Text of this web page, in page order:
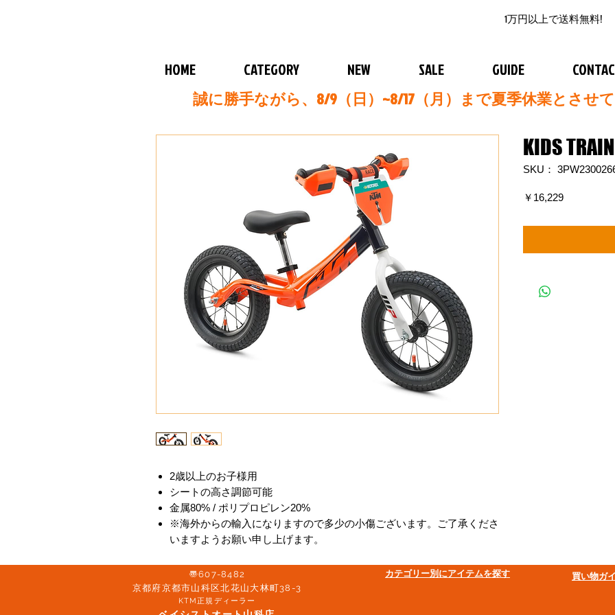
1万円以上で送料無料!
HOME CATEGORY NEW SALE GUIDE
誠に勝手ながら、8/9（日）~8/17（月）まで夏季休業とさせ
2歳以上のお子様用
シートの高さ調節可能
金属80% / ポリプロピレン20%
※海外からの輸入になりますので多少の小傷ございます。ご了承くださ
いますようお願い申し上げます。
KIDS
SKU：
￥16,229価
〠607-8482
京都府京都市山科区北花山大林町38-3​
KTM正規ディーラー
​カテゴリー別にアイテムを探す 買い物ガ